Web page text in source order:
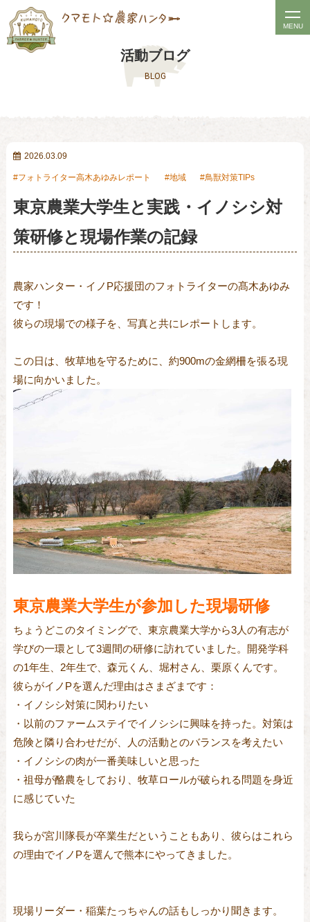
t
MENU
活動ブログ
BLOG
2026.03.09
フォトライター高木あゆみレポート 地域 鳥獣対策TIPs
東京農業大学生と実践・イノシシ対
策研修と現場作業の記録
農家ハンター・イノP応援団のフォトライターの髙木あゆみ
です！
彼らの現場での様子を、写真と共にレポートします。
この日は、牧草地を守るために、約900mの金網柵を張る現
場に向かいました。
東京農業大学生が参加した現場研修
ちょうどこのタイミングで、東京農業大学から3人の有志が
学びの一環として3週間の研修に訪れていました。開発学科
の1年生、2年生で、森元くん、堀村さん、栗原くんです。
彼らがイノPを選んだ理由はさまざまです：
・イノシシ対策に関わりたい
・以前のファームステイでイノシシに興味を持った。対策は
危険と隣り合わせだが、人の活動とのバランスを考えたい
・イノシシの肉が一番美味しいと思った
・祖母が酪農をしており、牧草ロールが破られる問題を身近
に感じていた
我らが宮川隊長が卒業生だということもあり、彼らはこれら
の理由でイノPを選んで熊本にやってきました。
現場リーダー・稲葉たっちゃんの話もしっかり聞きます。